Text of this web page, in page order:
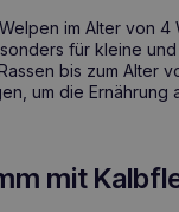
im Alter von
für kleine
bis zum Alter
um die
mit